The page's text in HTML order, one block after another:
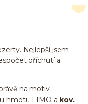
Nejlepší jsem
příchutí a
na motiv
hmotu FIMO a kov.